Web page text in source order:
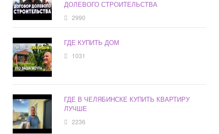
ДОЛЕВОГО СТРОИТЕЛЬСТВА
2990
ГДЕ КУПИТЬ ДОМ
1031
ГДЕ В ЧЕЛЯБИНСКЕ КУПИТЬ КВАРТИРУ
ЛУЧШЕ
2236